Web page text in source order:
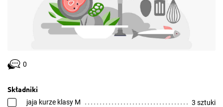
0
Składniki
jaja kurze klasy M 3 sztuki